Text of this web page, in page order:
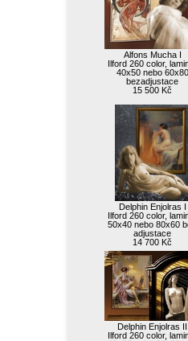
Alfons Mucha I
Ilford 260 color,
40x50 nebo 60x80
bezadjustace
15 500 Kč
Delphin Enjolras I
Ilford 260 color,
50x40 nebo 80x60
adjustace
14 700 Kč
Delphin Enjolras II
Ilford 260 color,